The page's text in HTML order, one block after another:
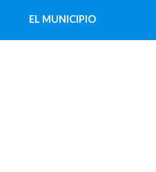
EL MUNICIPIO